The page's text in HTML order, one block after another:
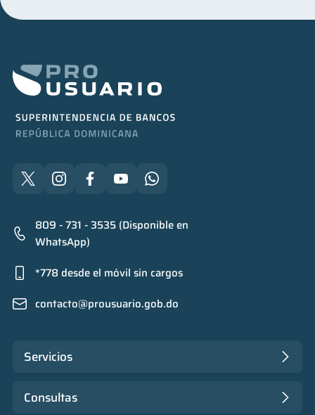
809 - 731 - 3535 (Disponible en
WhatsApp)
*778 desde el móvil sin cargos
contacto@prousuario.gob.do
Servicios
Consultas